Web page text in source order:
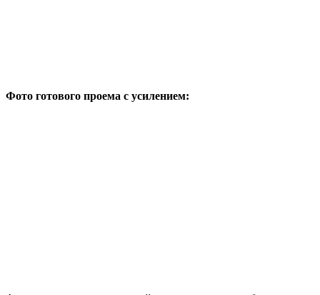
Фото готового проема с усилением: